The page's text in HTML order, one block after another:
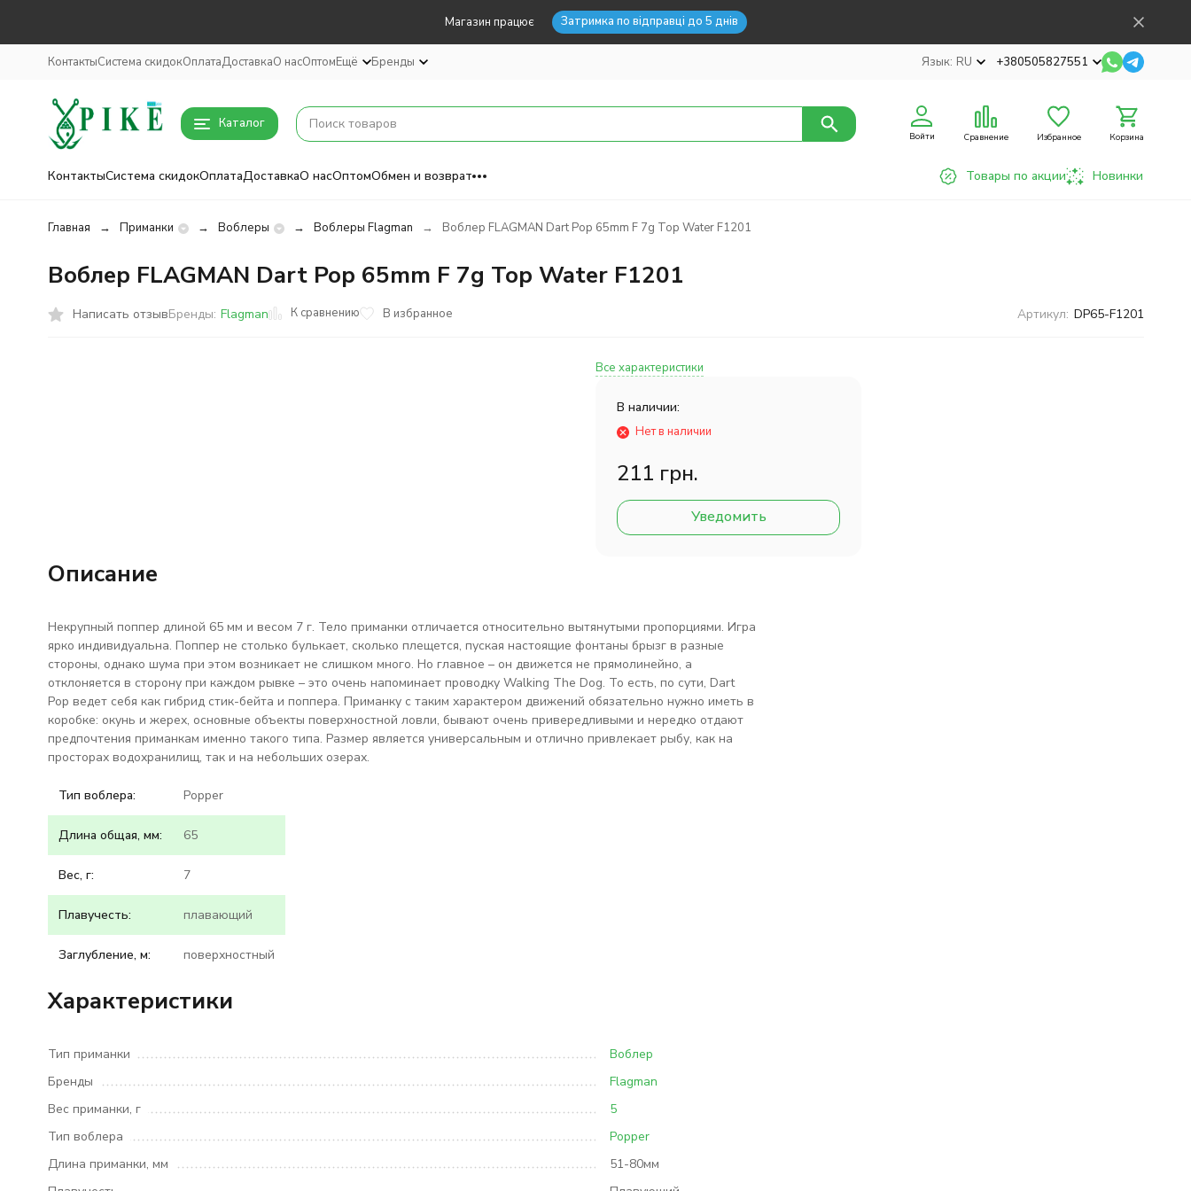
Магазин працює Затримка по відправці до 5 днів
КонтактыСистема скидокОплатаДоставкаО насОптомЕщё Бренды Язык: RU +380505827551
Каталог
Войти Сравнение Избранное Корзина
КонтактыСистема скидокОплатаДоставкаО насОптомОбмен и возврат Товары по акции Новинки
Главная Приманки Воблеры Воблеры Flagman Воблер FLAGMAN Dart Pop 65mm F 7g Top Water F1201
Воблер FLAGMAN Dart Pop 65mm F 7g Top Water F1201
Написать отзывБренды: Flagman К сравнению В избранное Артикул: DP65-F1201
Все характеристики
В наличии:
Нет в наличии
211 грн.
Уведомить
Описание
Некрупный поппер длиной 65 мм и весом 7 г. Тело приманки отличается относительно вытянутыми пропорциями. Игра
ярко индивидуальна. Поппер не столько булькает, сколько плещется, пуская настоящие фонтаны брызг в разные
стороны, однако шума при этом возникает не слишком много. Но главное – он движется не прямолинейно, а
отклоняется в сторону при каждом рывке – это очень напоминает проводку Walking The Dog. То есть, по сути, Dart
Pop ведет себя как гибрид стик-бейта и поппера. Приманку с таким характером движений обязательно нужно иметь в
коробке: окунь и жерех, основные объекты поверхностной ловли, бывают очень привередливыми и нередко отдают
предпочтения приманкам именно такого типа. Размер является универсальным и отлично привлекает рыбу, как на
просторах водохранилищ, так и на небольших озерах.
Тип воблера: Popper
Длина общая, мм: 65
Вес, г: 7
Плавучесть: плавающий
Заглубление, м: поверхностный
Характеристики
Тип приманки
Воблер
Бренды
Flagman
Вес приманки, г
5
Тип воблера
Popper
Длина приманки, мм
51-80мм